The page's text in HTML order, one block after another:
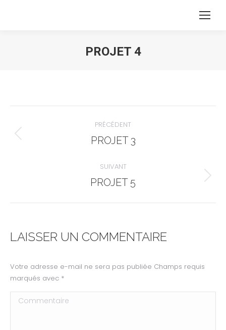
PROJET 4
ALBUM
PRÉCÉDENT
Album
:
PROJET 3
SUIVANT
Album
PROJET 5
LAISSER UN COMMENTAIRE
Votre adresse e-mail ne sera pas publiée Champs requis
marqués avec *
Commentaire